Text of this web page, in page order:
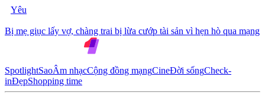
Yêu
Bị mẹ giục lấy vợ, chàng trai bị lừa cướp tài sản vì hẹn hò qua mạng
SpotlightSaoÂm nhạcCộng đồng mạngCineĐời sốngCheck-
inĐẹpShopping time